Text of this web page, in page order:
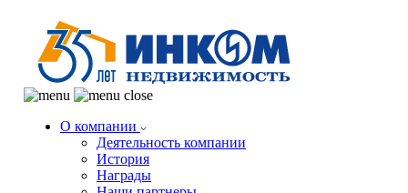
О компании
Деятельность компании
История
Награды